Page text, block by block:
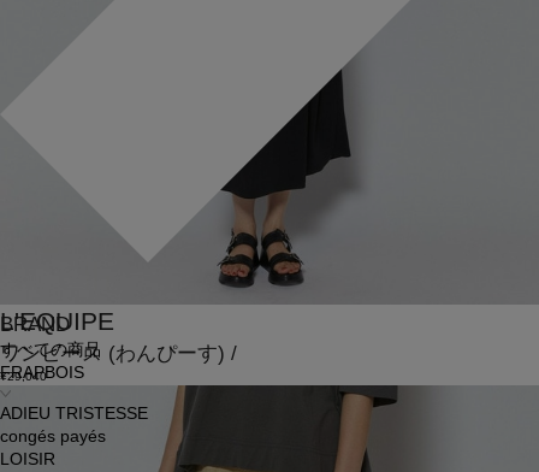
BRAND
すべての商品
FRAPBOIS
ADIEU TRISTESSE
congés payés
LOISIR
L'EQUIPE
ワンピース (わんぴーす) /
¥29,040